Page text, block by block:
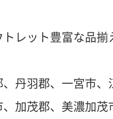
レット豊富な品揃
丹羽郡、一宮市
加茂郡、美濃加茂